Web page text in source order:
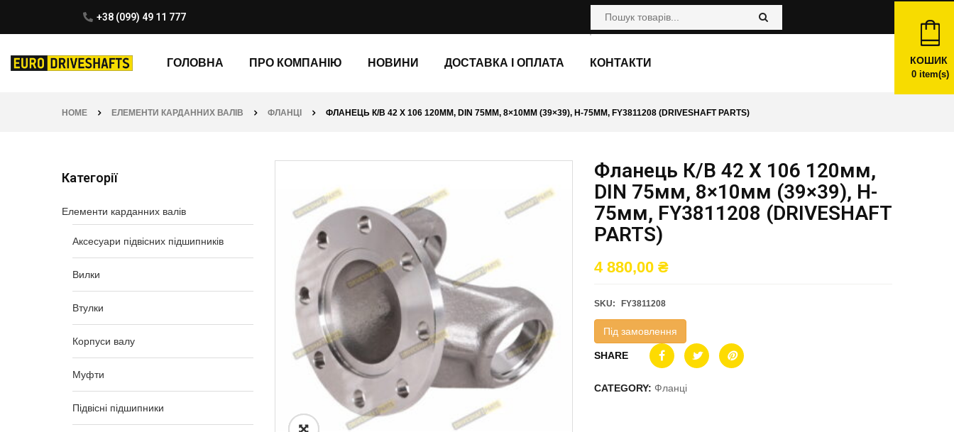
+38 (099) 49 11 777
ГОЛОВНА ПРО КОМПАНІЮ НОВИНИ ДОСТАВКА І ОПЛАТА КОНТАКТИ КОШИК
0item(s)
HOME ЕЛЕМЕНТИ КАРДАННИХ ВАЛІВ ФЛАНЦІ ФЛАНЕЦЬ К/В 42 X 106 120ММ, DIN 75ММ, 8×10ММ (39×39), H-75ММ, FY3811208 (DRIVESHAFT PARTS)
Категорії
Елементи карданних валів
Аксесуари підвісних підшипників
Вилки
Втулки
Корпуси валу
Муфти
Підвісні підшипники
Фланець К/в 42 X 106 120мм,
DIN 75мм, 8×10мм (39×39), H-
75мм, FY3811208 (DRIVESHAFT
PARTS)
4 880,00 ₴
SKU: FY3811208
Під замовлення
SHARE
CATEGORY: Фланці